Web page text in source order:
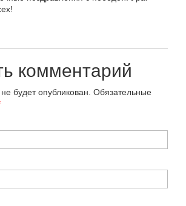
комментарий
будет опубликован. Обязательные